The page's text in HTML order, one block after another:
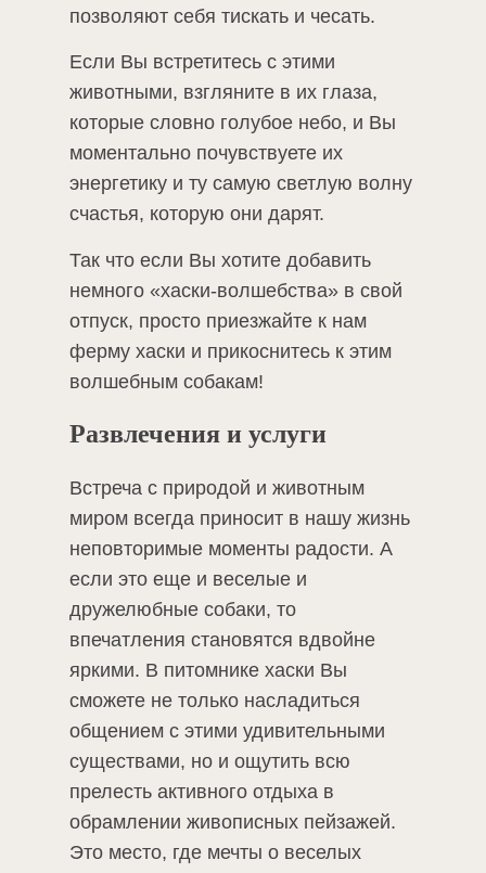
позволяют себя тискать и чесать.
Если Вы встретитесь с этими
животными, взгляните в их глаза,
которые словно голубое небо, и Вы
моментально почувствуете их
энергетику и ту самую светлую волну
счастья, которую они дарят.
Так что если Вы хотите добавить
немного «хаски-волшебства» в свой
отпуск, просто приезжайте к нам
ферму хаски и прикоснитесь к этим
волшебным собакам!
Развлечения и услуги
Встреча с природой и животным
миром всегда приносит в нашу жизнь
неповторимые моменты радости. А
если это еще и веселые и
дружелюбные собаки, то
впечатления становятся вдвойне
яркими. В питомнике хаски Вы
сможете не только насладиться
общением с этими удивительными
существами, но и ощутить всю
прелесть активного отдыха в
обрамлении живописных пейзажей.
Это место, где мечты о веселых